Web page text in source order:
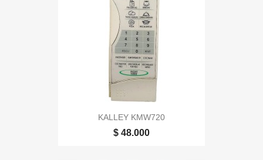
KALLEY KMW720
$ 48.000